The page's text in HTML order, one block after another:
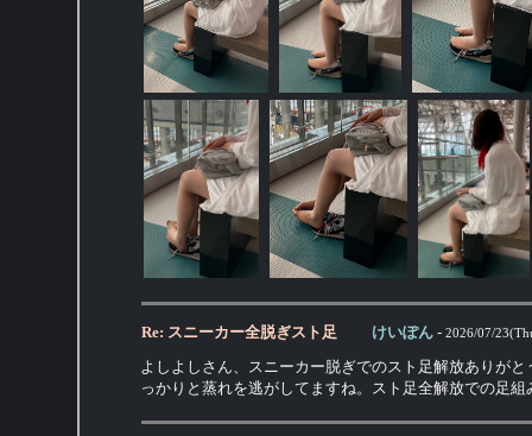
Re: スニーカー全脱ぎスト足 けいぽん - 2026/07/
よしよしさん、スニーカー脱ぎでのスト足解放ありが
っかりと蒸れを逃がしてますね。スト足全解放での足